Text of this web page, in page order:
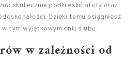
skutecznie podkreślić atuty oraz
Dzięki temu osiągniesz
tym wyjątkowym dniu ślubu.
w zależności od